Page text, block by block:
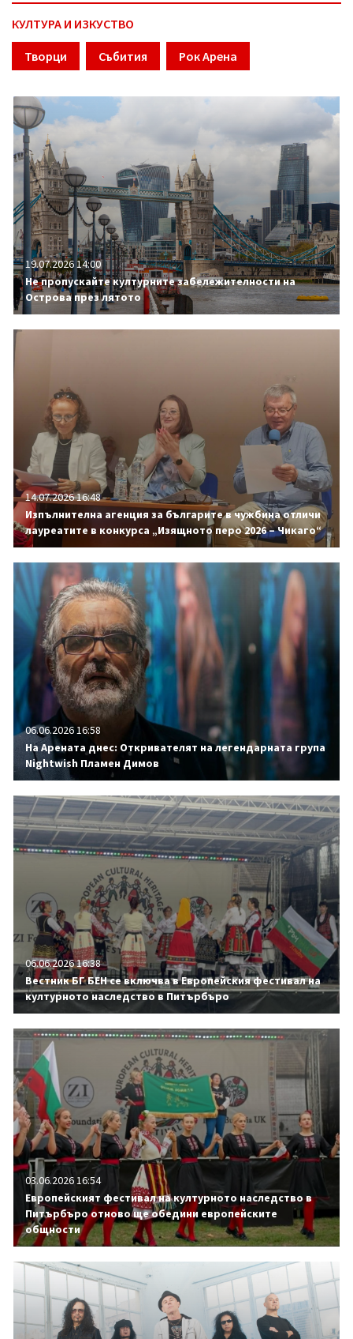
КУЛТУРА И ИЗКУСТВО
Творци Събития Рок Арена
19.07.2026 14:00
Не пропускайте културните забележителности на
Острова през лятото
14.07.2026 16:48
Изпълнителна агенция за българите в чужбина отличи
лауреатите в конкурса „Изящното перо 2026 – Чикаго“
06.06.2026 16:58
На Арената днес: Откривателят на легендарната група
Nightwish Пламен Димов
06.06.2026 16:38
Вестник БГ БЕН се включва в Европейския фестивал на
културното наследство в Питърбъро
03.06.2026 16:54
Европейският фестивал на културното наследство в
Питърбъро отново ще обедини европейските
общности